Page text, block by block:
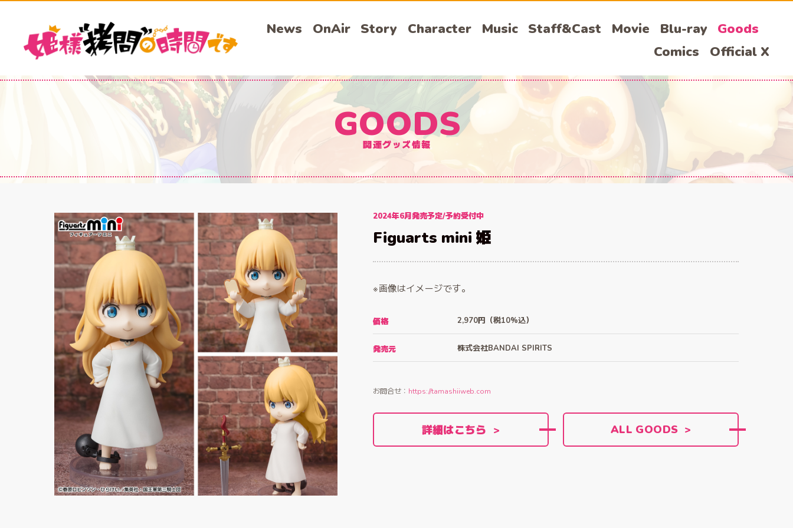
News OnAir Story Character Music Staff&Cast Movie Blu-ray
Goods
Comics
Official X
CAST COMMENT
GOODS
関連グッズ情報
2024年6月発売予定/予約受付中
Figuarts mini 姫
※画像はイメージです。
価格 2,970円（税10%込）
発売元 株式会社BANDAI SPIRITS
お問合せ： https://tamashiiweb.com
詳細はこちら > ALL GOODS >